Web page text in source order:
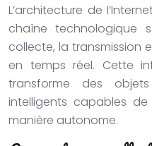
L’architecture de
chaîne technologique
collecte, la transmission
en temps réel. Cette
transforme des
intelligents capables
manière autonome.